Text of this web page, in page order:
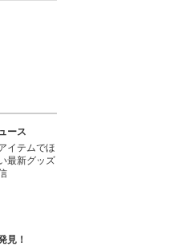
ース
イテムでほ
最新グッズ
見！